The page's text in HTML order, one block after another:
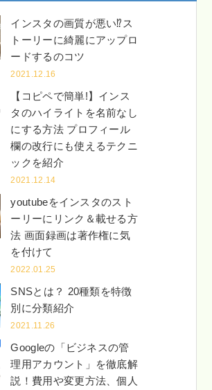
インスタの画質が悪い⁉ス
トーリーに綺麗にアップロ
ードするのコツ
2021.12.16
【コピペで簡単!】インス
タのハイライトを名前なし
にする方法 プロフィール
欄の改行にも使えるテクニ
ックを紹介
2021.12.14
youtubeをインスタのスト
ーリーにリンク＆載せる方
法 画面録画は著作権に気
を付けて
2022.01.25
SNSとは？ 20種類を特徴
別に分類紹介
2021.11.26
Googleの「ビジネスの管
理用アカウント」を徹底解
説！費用や変更方法、個人